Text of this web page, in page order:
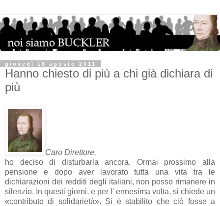
giovedì 18 agosto 2011
Hanno chiesto di più a chi già dichiara di
più
Caro Direttore,
ho deciso di disturbarla ancora. Ormai prossimo alla
pensione e dopo aver lavorato tutta una vita tra le
dichiarazioni dei redditi degli italiani, non posso rimanere in
silenzio. In questi giorni, e per l' ennesima volta, si chiede un
«contributo di solidarietà». Si è stabilito che ciò fosse a